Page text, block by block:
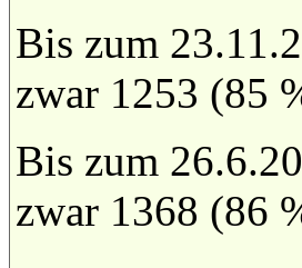
Bis zum
zwar 1253 (85
Bis zum
zwar 1368 (86